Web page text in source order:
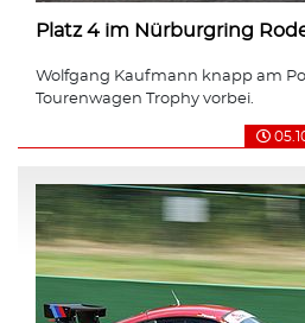
Platz 4 im Nürburgring
Wolfgang Kaufmann knapp am
Tourenwagen Trophy vorbei.